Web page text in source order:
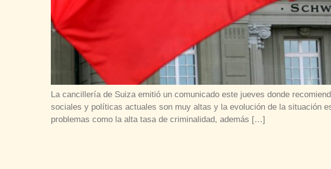
La cancillería de Suiza emitió un comunicado este jueves donde
sociales y políticas actuales son muy altas y la evolución de la situación
problemas como la alta tasa de criminalidad, además […]